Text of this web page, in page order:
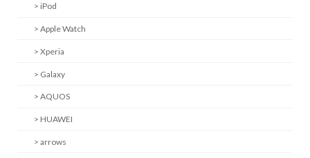
> iPod
> Apple Watch
> Xperia
> Galaxy
> AQUOS
> HUAWEI
> arrows